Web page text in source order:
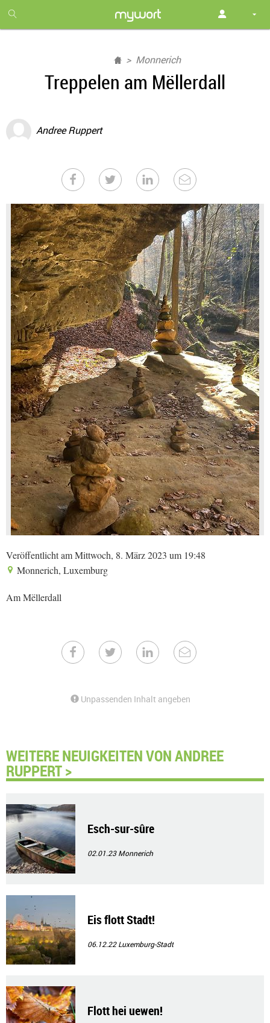
month
free
Monnerich
Treppelen am Mëllerdall
Andree Ruppert
Veröffentlicht am Mittwoch, 8. März 2023 um 19:48
Monnerich, Luxemburg
Am Mëllerdall
Unpassenden Inhalt angeben
WEITERE NEUIGKEITEN VON ANDREE
RUPPERT >
Esch-sur-sûre
02.01.23Monnerich
Eis flott Stadt!
06.12.22Luxemburg-Stadt
Flott hei uewen!